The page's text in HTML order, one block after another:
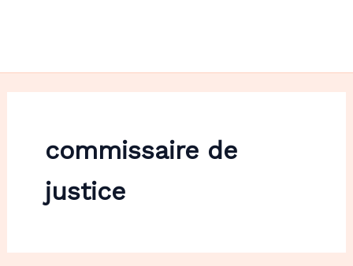
commissaire de
justice